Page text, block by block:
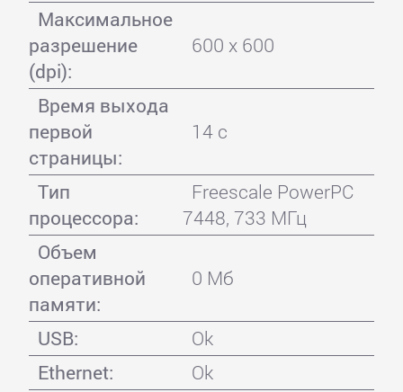
Максимальное
разрешение
(dpi):
600 x 600
Время выхода
первой
страницы:
14 с
Тип
процессора:
Freescale PowerPC
7448, 733 МГц
Объем
оперативной
памяти:
0 Мб
USB:
Ok
Ethernet:
Ok